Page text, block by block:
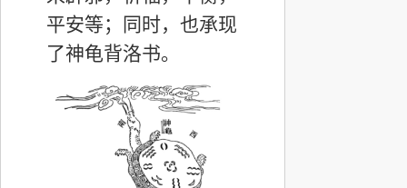
平安等；同时，也承现
了神龟背洛书。